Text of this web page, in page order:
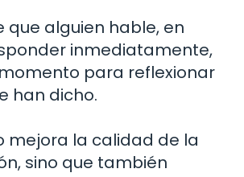
que alguien hable, en
inmediatamente,
para reflexionar
han dicho.
mejora la calidad de la
sino que también